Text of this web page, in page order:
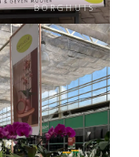
BORGHUIS